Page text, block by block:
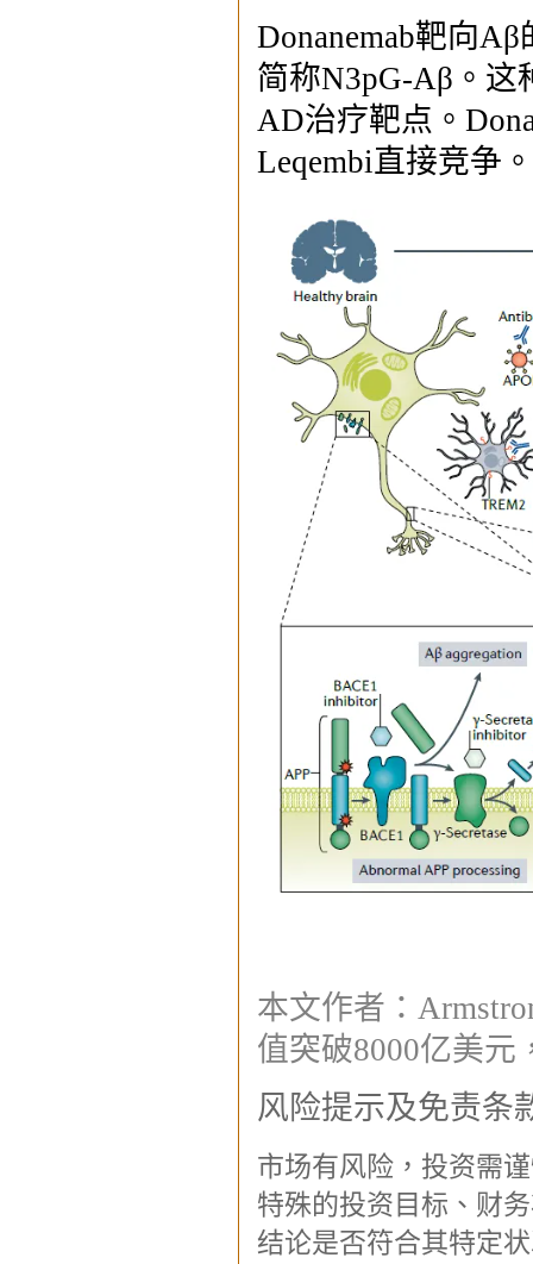
Donanemab靶向
简称N3pG-Aβ。这
AD治疗靶点。
Leqembi直接竞争。
本文作者：
值突破8000亿美元
风险提示及免责条
市场有风险，投资需
特殊的投资目标、财
结论是否符合其特定